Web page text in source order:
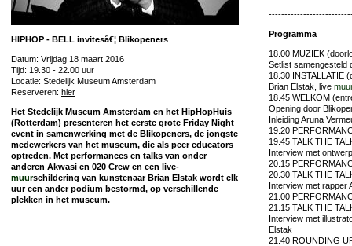
HIPHOP - BELL invitesâ€¦ Blikopeners
Datum: Vrijdag 18 maart 2016
Tijd: 19.30 - 22.00 uur
Locatie: Stedelijk Museum Amsterdam
Reserveren: hier
Het Stedelijk Museum Amsterdam en het HipHopHuis
(Rotterdam) presenteren het eerste grote Friday Night
event in samenwerking met de Blikopeners, de jongste
medewerkers van het museum, die als peer educators
optreden. Met performances en talks van onder
anderen Akwasi en 020 Crew en een live-
muurschildering van kunstenaar Brian Elstak wordt elk
uur een ander podium bestormd, op verschillende
plekken in het museum.
Programma
18.00 MUZIEK
Setlist samengesteld
18.30 INSTALLATIE
Brian Elstak, live
18.45 WELKOM
Opening door
Inleiding Aruna
19.20
19.45 TALK THE
Interview met
20.15
20.30 TALK THE
Interview met rapper
21.00
21.15 TALK THE
Interview met
Elstak
21.40 ROUNDING